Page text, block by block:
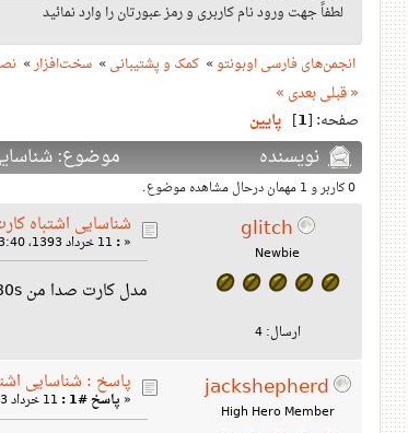
لطفاً جهت ورود نام کاربری و رمز عبورتان را وارد نمائید
انجمن‌های فارسی اوبونتو» کمک و پشتیبانی» سخت‌افزار»
« قبلیبعدی »
صفحه: [1
] پایین
نویسنده موضوع: شناسایی
0 کاربر و 1 مهمان درحال مشاهده موضوع.
glitch
Newbie
ارسال: 4
شناسایی اشتباه
«
:
مدل کارت صدا من es1980s هستش ولی متاسفانه alsa اون رو 1983s نشون میده برا همین صدا ندارم حالا باید چیکار کنم؟
jackshepherd
High Hero Member
پاسخ : شناسایی
« پاسخ #1 :